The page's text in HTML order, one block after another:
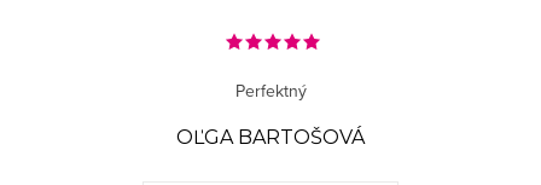
Perfektný
OĽGA BARTOŠOVÁ